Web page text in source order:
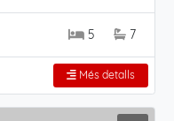
5 7
Més detalls